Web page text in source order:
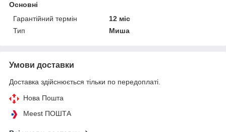
Основні
Гарантійний термін
12 міс
Тип
Миша
Умови доставки
Доставка здійснюється тільки по передоплаті.
Нова Пошта
Meest ПОШТА